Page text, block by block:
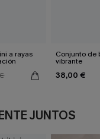
a rayas Conjunto de
vibrante
38,00 €
JUNTOS